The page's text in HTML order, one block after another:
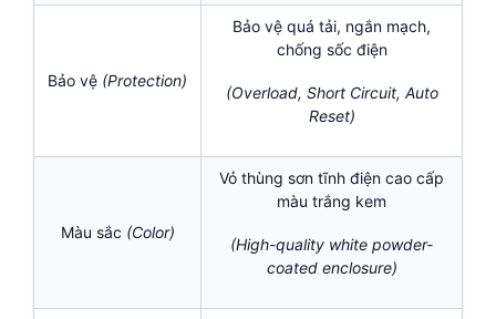
Bảo vệ (Protection)
Bảo vệ quá tải, ngắn mạch,
chống sốc điện
(Overload, Short Circuit, Auto
Reset)
Màu sắc (Color)
Vỏ thùng sơn tĩnh điện cao cấp
màu trắng kem
(High-quality white powder-
coated enclosure)